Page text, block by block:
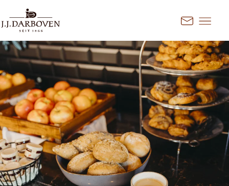
Kontakt
Sélectionnez le pays et la
langue
Découvrez nos offres pour votre
marché
Deutschland DE
EN
France
FR
Česko
CS
Ireland
EN
Polska
PL